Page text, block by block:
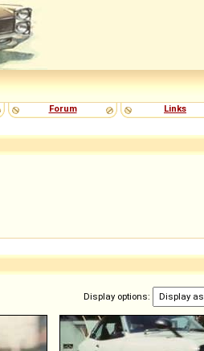
Forum Links
Display options: